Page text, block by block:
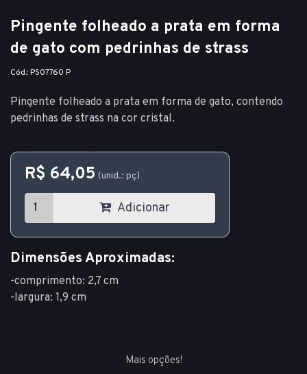
Pingente folheado a prata em forma
de gato com pedrinhas de strass
Cód.: PS07760 P
Pingente folheado a prata em forma de gato, contendo
pedrinhas de strass na cor cristal.
R$ 64,05 (unid.: pç)
Adicionar
Dimensões Aproximadas:
-comprimento: 2,7 cm
-largura: 1,9 cm
Mais opções!